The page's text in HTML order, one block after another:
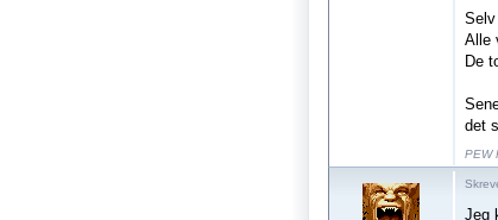
Selv
Alle
De
det
PEW
Jeg